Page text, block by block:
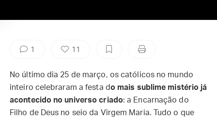
1 11
No último dia 25 de março, os católicos no mundo
inteiro celebraram a festa do mais sublime mistério já
acontecido no universo criado: a Encarnação do
Filho de Deus no seio da Virgem Maria. Tudo o que